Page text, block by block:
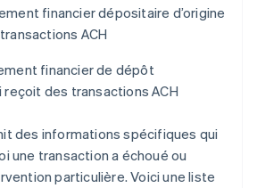
financier dépositaire d’origine
ACH
financier de dépôt
des transactions ACH
des informations spécifiques qui
une transaction a échoué ou
particulière. Voici une liste